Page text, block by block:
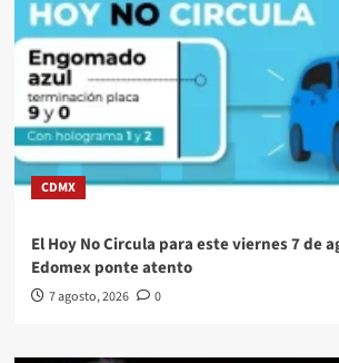
CDMX
El Hoy No Circula para este viernes 7 de
Edomex ponte atento
7 agosto, 2026 0